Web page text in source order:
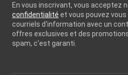
En vous inscrivant, vous acceptez
confidentialité et vous pouvez
courriels d'information avec un
offres exclusives et des
spam, c'est garanti.